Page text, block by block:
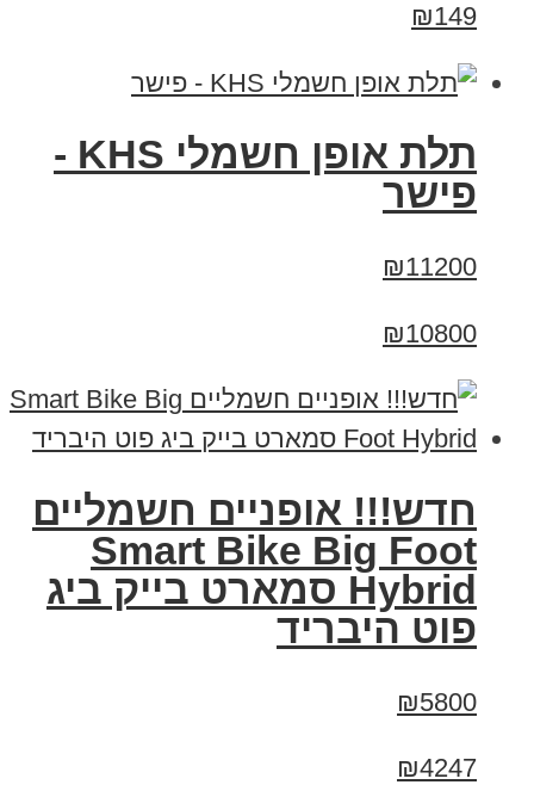
₪149
תלת אופן חשמלי KHS -
פישר
₪11200
₪10800
חדש!!! אופניים חשמליים
Smart Bike Big Foot
Hybrid סמארט בייק ביג
פוט היבריד
₪5800
₪4247